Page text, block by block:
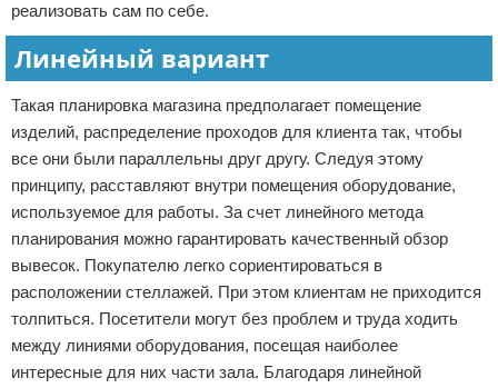
реализовать сам по себе.
Линейный вариант
Такая планировка магазина предполагает помещение
изделий, распределение проходов для клиента так, чтобы
все они были параллельны друг другу. Следуя этому
принципу, расставляют внутри помещения оборудование,
используемое для работы. За счет линейного метода
планирования можно гарантировать качественный обзор
вывесок. Покупателю легко сориентироваться в
расположении стеллажей. При этом клиентам не приходится
толпиться. Посетители могут без проблем и труда ходить
между линиями оборудования, посещая наиболее
интересные для них части зала. Благодаря линейной